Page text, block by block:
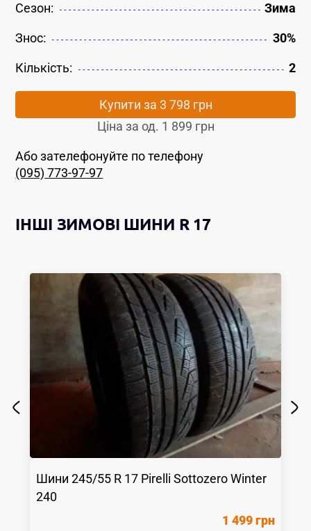
Сезон: Зима
Знос: 30%
Кількість: 2
Купити за 3 798 грн
Ціна за од. 1 899 грн
Або зателефонуйте по телефону
(095) 773-97-97
ІНШІ ЗИМОВІ ШИНИ R 17
Шини245/55 R 17 Pirelli Sottozero Winter
240
1 499 грн